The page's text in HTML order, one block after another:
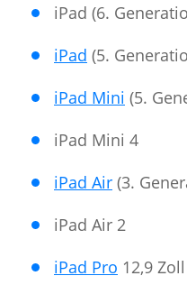
iPad (6.
iPad (5.
iPad Mini (5.
iPad Mini 4
iPad Air (3.
iPad Air 2
iPad Pro 12,9